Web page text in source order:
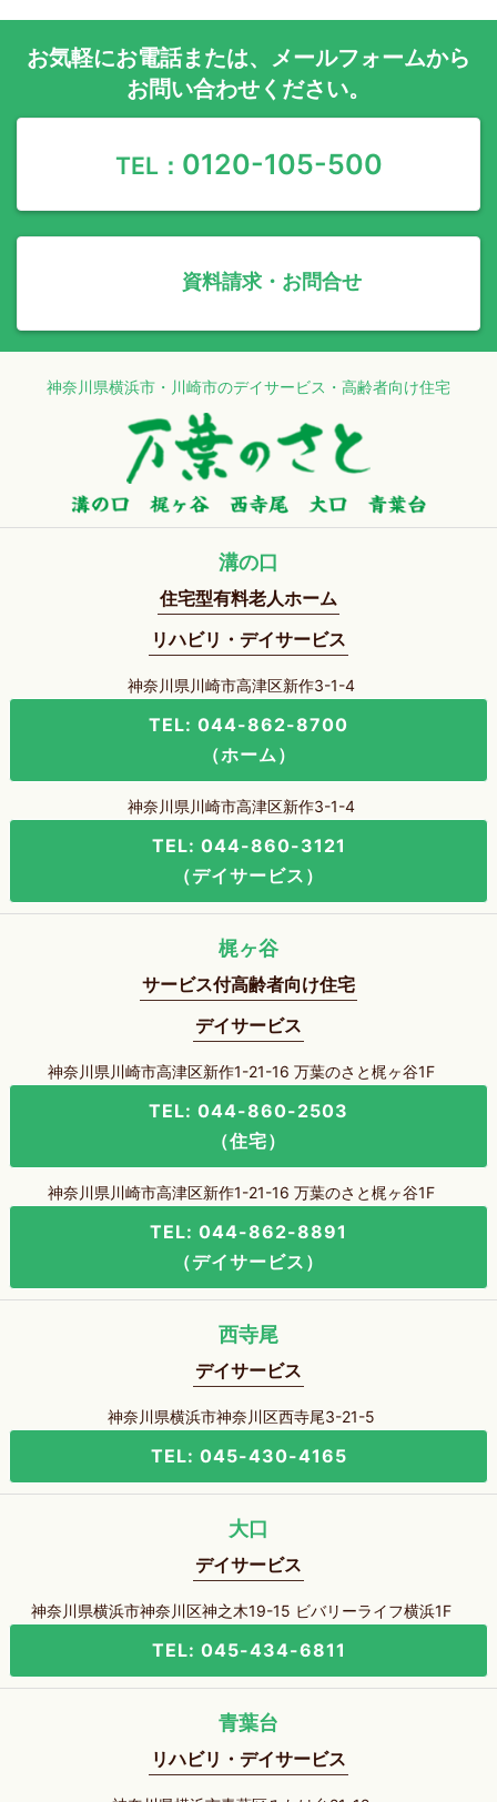
お気軽にお電話または、 メールフォームから
お問い合わせください。
TEL： 0120-105-500
資料請求・お問合せ
神奈川県横浜市・川崎市のデイサービス・高齢者向け住宅
溝の口
住宅型有料老人ホーム
リハビリ・デイサービス
神奈川県川崎市高津区新作3-1-4
TEL: 044-862-8700
（ホーム）
神奈川県川崎市高津区新作3-1-4
TEL: 044-860-3121
（デイサービス）
梶ヶ谷
サービス付高齢者向け住宅
デイサービス
神奈川県川崎市高津区新作1-21-16 万葉のさと梶ヶ谷1F
TEL: 044-860-2503
（住宅）
神奈川県川崎市高津区新作1-21-16 万葉のさと梶ヶ谷1F
TEL: 044-862-8891
（デイサービス）
西寺尾
デイサービス
神奈川県横浜市神奈川区西寺尾3-21-5
TEL: 045-430-4165
大口
デイサービス
神奈川県横浜市神奈川区神之木19-15 ビバリーライフ横浜1F
TEL: 045-434-6811
青葉台
リハビリ・デイサービス